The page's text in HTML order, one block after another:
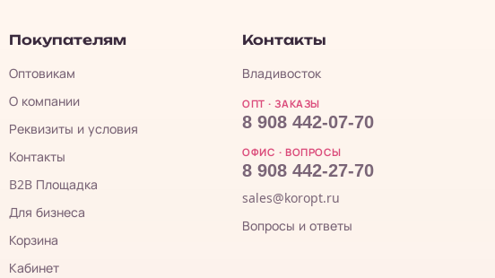
Покупателям
Оптовикам
О компании
Реквизиты и условия
Контакты
B2B Площадка
Для бизнеса
Корзина
Кабинет
Контакты
Владивосток
ОПТ · ЗАКАЗЫ
8 908 442-07-70
ОФИС · ВОПРОСЫ
8 908 442-27-70
sales@koropt.ru
Вопросы и ответы